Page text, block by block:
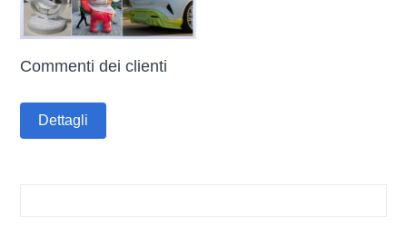
Commenti dei clienti
Dettagli